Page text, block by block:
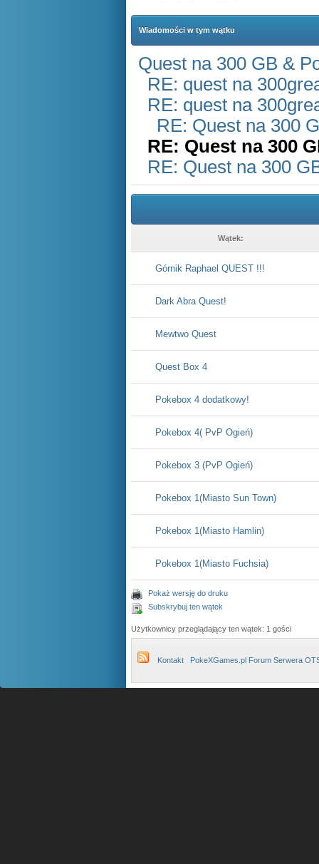
Wiadomości w tym wątku
Quest na 300 GB &
RE: quest na
RE: quest na
RE: Quest na 300
RE: Quest na 300
RE: Quest na 300
Wątek:
Górnik Raphael QUEST !!!
Dark Abra Quest!
Mewtwo Quest
Quest Box 4
Pokebox 4 dodatkowy!
Pokebox 4( PvP Ogień)
Pokebox 3 (PvP Ogień)
Pokebox 1(Miasto Sun Town)
Pokebox 1(Miasto Hamlin)
Pokebox 1(Miasto Fuchsia)
Pokaż wersję do druku
Subskrybuj ten wątek
Użytkownicy przeglądający ten wątek: 1 gości
Kontakt PokeXGames.pl Forum Serwera